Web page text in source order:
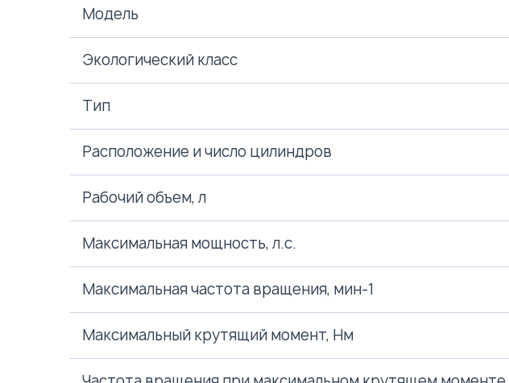
Модель
Экологический класс
Тип
Расположение и число цилиндров
Рабочий объем, л
Максимальная мощность, л.с.
Максимальная частота вращения, мин-1
Максимальный крутящий момент, Нм